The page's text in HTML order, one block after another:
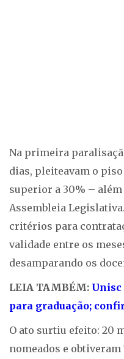
Na primeira
dias, pleiteavam o
superior a 30% –
Assembleia
critérios para
validade entre os
desamparando os
LEIA TAMBÉM: Unisc
para graduação;
O ato surtiu efeito: 20
nomeados e